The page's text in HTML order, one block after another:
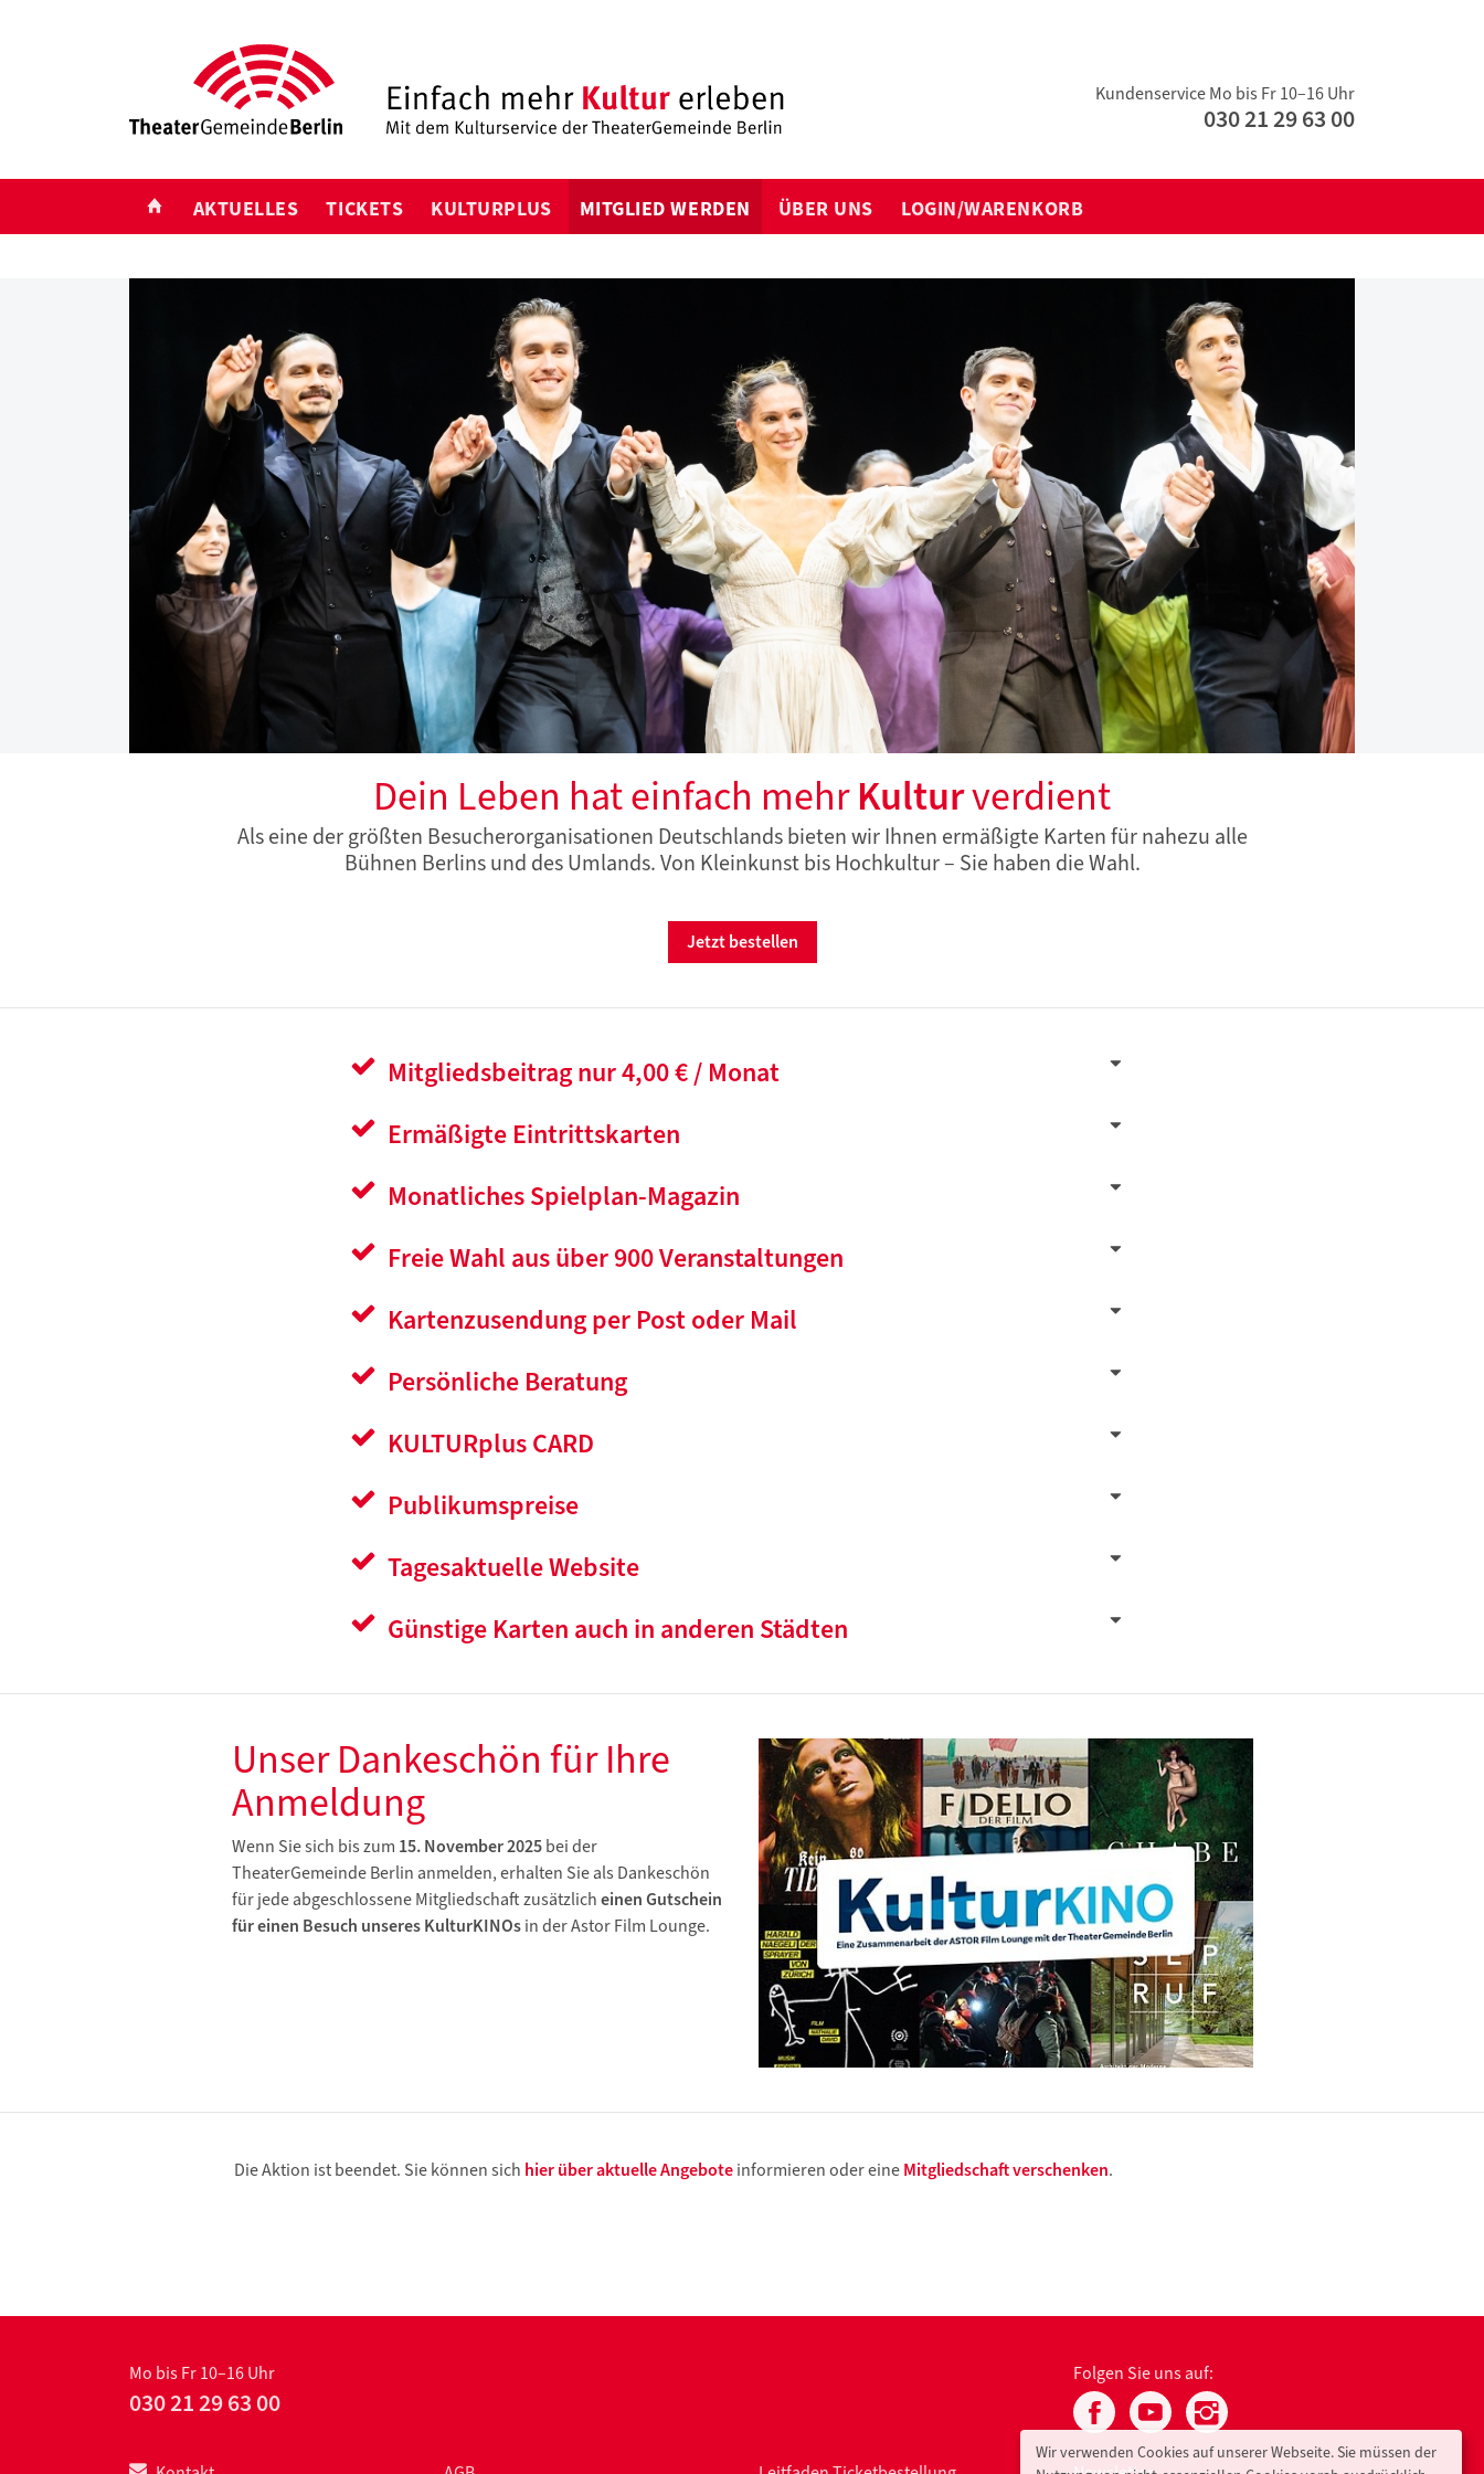
Kundenservice Mo bis Fr 10–16 Uhr
030 21 29 63 00
START
AKTUELLES TICKETS KULTURPLUS MITGLIED WERDEN ÜBER UNS LOGIN/WARENKORB
Dein Leben hat einfach mehrKulturverdient
Als eine der größten Besucherorganisationen Deutschlands bieten wir Ihnen ermäßigte Karten für nahezu alle
Bühnen Berlins und des Umlands. Von Kleinkunst bis Hochkultur – Sie haben die Wahl.
Jetzt bestellen
Mitgliedsbeitrag nur 4,00 € / Monat
Ermäßigte Eintrittskarten
Monatliches Spielplan-Magazin
Freie Wahl aus über 900 Veranstaltungen
Kartenzusendung per Post oder Mail
Persönliche Beratung
KULTURplus CARD
Publikumspreise
Tagesaktuelle Website
Günstige Karten auch in anderen Städten
Unser Dankeschön für Ihre
Anmeldung
Wenn Sie sich bis zum 15. November 2025bei der
TheaterGemeinde Berlin anmelden, erhalten Sie als Dankeschön
für jede abgeschlossene Mitgliedschaft zusätzlicheinen Gutschein
für einen Besuch unseres KulturKINOsin der Astor Film Lounge.
Die Aktion ist beendet. Sie können sich hier über aktuelle Angeboteinformieren oder eineMitgliedschaft verschenken.
Mo bis Fr 10–16 Uhr
030 21 29 63 00
Folgen Sie uns auf:
Wir verwenden Cookies auf unserer Webseite. Sie müssen der